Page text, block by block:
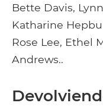
Bette Davis,
Katharine
Rose Lee, Ethel
Andrews..